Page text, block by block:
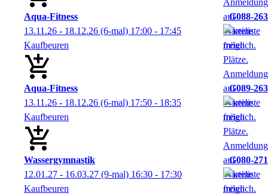
Aqua-Fitness
G088-263
13.11.26 - 18.12.26 (6-mal) 17:00 - 17:45
Kaufbeuren
Aqua-Fitness
G089-263
13.11.26 - 18.12.26 (6-mal) 17:50 - 18:35
Kaufbeuren
Wassergymnastik
G080-271
12.01.27 - 16.03.27 (9-mal) 16:30 - 17:30
Kaufbeuren